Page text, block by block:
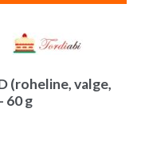
(roheline, valge,
60 g